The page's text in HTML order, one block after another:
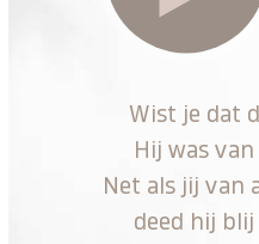
Wist je dat
Hij was
Net als jij van
deed hij